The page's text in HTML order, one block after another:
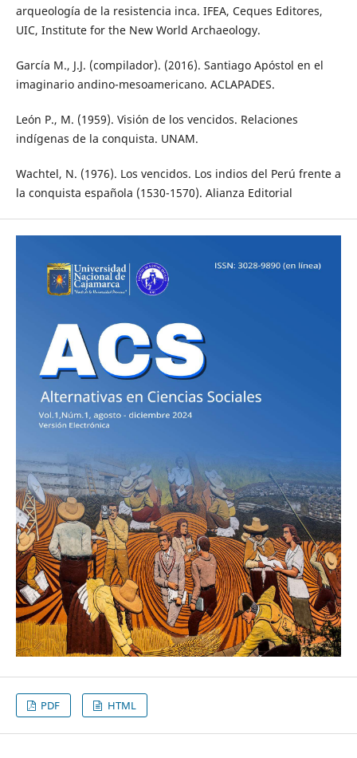
arqueología de la resistencia inca. IFEA, Ceques Editores,
UIC, Institute for the New World Archaeology.
García M., J.J. (compilador). (2016). Santiago Apóstol en el
imaginario andino-mesoamericano. ACLAPADES.
León P., M. (1959). Visión de los vencidos. Relaciones
indígenas de la conquista. UNAM.
Wachtel, N. (1976). Los vencidos. Los indios del Perú frente a
la conquista española (1530-1570). Alianza Editorial
PDF HTML